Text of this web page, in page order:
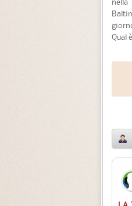
Qual